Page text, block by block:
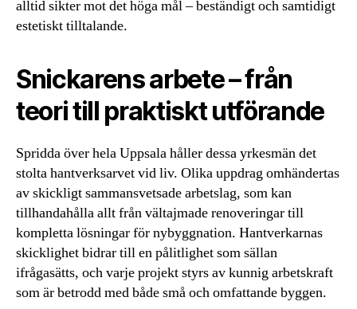
alltid sikter mot det höga mål – beständigt och samtidigt
estetiskt tilltalande.
Snickarens arbete – från
teori till praktiskt utförande
Spridda över hela Uppsala håller dessa yrkesmän det
stolta hantverksarvet vid liv. Olika uppdrag omhändertas
av skickligt sammansvetsade arbetslag, som kan
tillhandahålla allt från vältajmade renoveringar till
kompletta lösningar för nybyggnation. Hantverkarnas
skicklighet bidrar till en pålitlighet som sällan
ifrågasätts, och varje projekt styrs av kunnig arbetskraft
som är betrodd med både små och omfattande byggen.